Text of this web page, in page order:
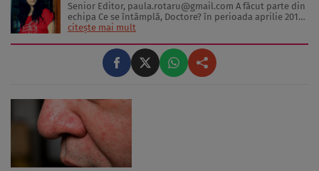
Senior Editor, paula.rotaru@gmail.com
echipa Ce se întâmplă, Doctore? în perioada aprilie 2013-
decembrie 2023. Articolele sale cuprind informații despre
și sănătatea emoțională. Colaborări: Viața ...
citește mai mult